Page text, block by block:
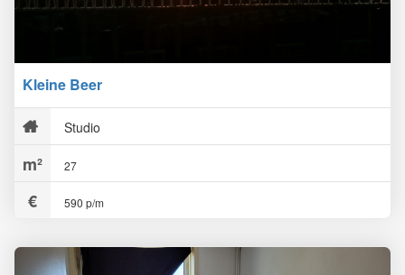
Kleine Beer
Studio
27
590 p/m